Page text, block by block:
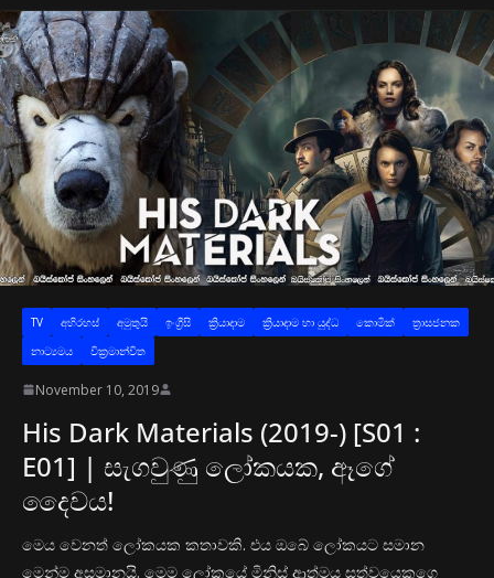
TV අභිරහස් අමුතුයි ඉංග්‍රීසි ක්‍රියාදාම ක්‍රියාදාම හා යුද්ධ කොමික්
ත්‍රාසජනක
නාට්‍යමය
වික්‍රමාන්විත
November 10, 2019
His Dark Materials (2019-) [S01 :
E01] | සැගවුණු ලෝකයක, ඈගේ
දෛවය!
මෙය වෙනත් ලෝකයක කතාවකි. එය ඔබේ ලෝකයට සමාන
මෙන්ම අසමානයි. මෙම ලෝකයේ මිනිස් ආත්මය සත්වයෙකුගෙ